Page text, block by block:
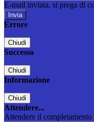
E-mail inviata, si prega di
Errore
Chiudi
Successo
Chiudi
Informazione
Chiudi
Attendere...
Attendere il